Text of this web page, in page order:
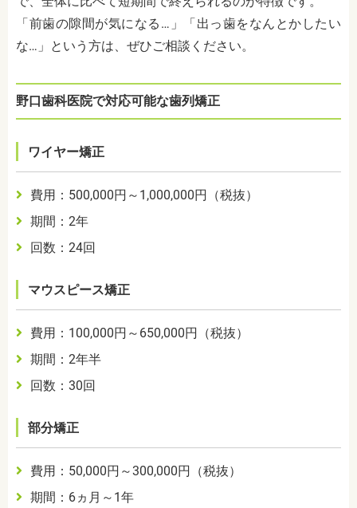
「前歯の隙間が気になる…」「出っ歯をなんとかしたい
な…」という方は、ぜひご相談ください。
野口歯科医院で対応可能な歯列矯正
ワイヤー矯正
費用：500,000円～1,000,000円（税抜）
期間：2年
回数：24回
マウスピース矯正
費用：100,000円～650,000円（税抜）
期間：2年半
回数：30回
部分矯正
費用：50,000円～300,000円（税抜）
期間：6ヵ月～1年